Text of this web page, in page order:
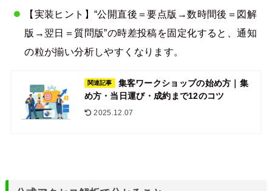
【実装ヒント】“公開直後＝要点版→数時間後＝図解
版→翌日＝質問版”の時差投稿を固定化すると、通知
の粒が揃い分析しやすくなります。
関連記事
集客ワークショップの始め方｜集
め方・当日運び・成約まで12のコツ
2025.12.07